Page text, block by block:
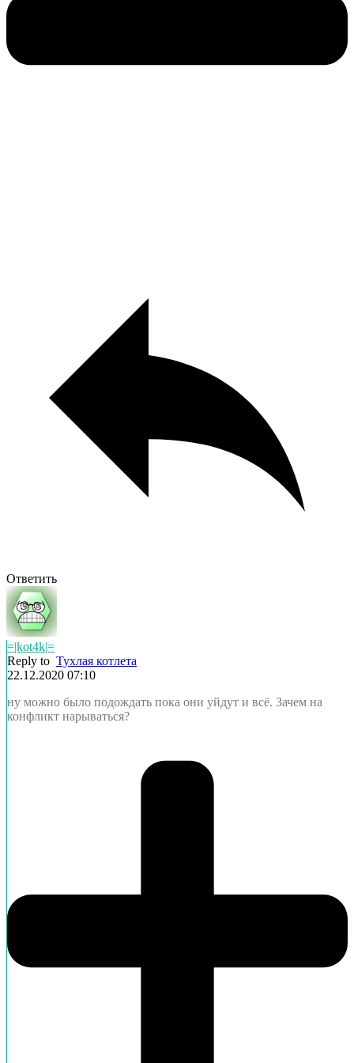
Ответить
=|kot4k|=
Reply to Тухлая котлета
22.12.2020 07:10
ну можно было подождать пока они уйдут и всё. Зачем на
конфликт нарываться?